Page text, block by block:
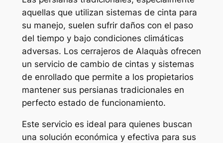
aquellas que utilizan sistemas de cinta para
su manejo, suelen sufrir daños con el paso
del tiempo y bajo condiciones climáticas
adversas. Los cerrajeros de Alaquàs ofrecen
un servicio de cambio de cintas y sistemas
de enrollado que permite a los propietarios
mantener sus persianas tradicionales en
perfecto estado de funcionamiento.
Este servicio es ideal para quienes buscan
una solución económica y efectiva para sus